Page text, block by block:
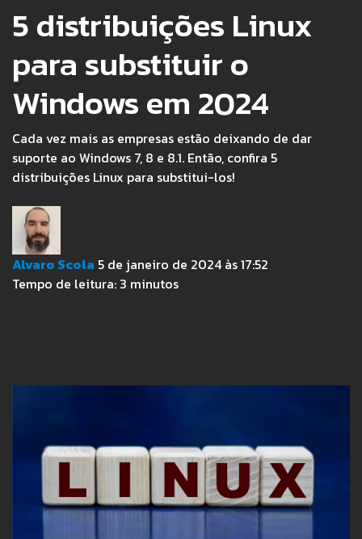
5 distribuições Linux
para substituir o
Windows em 2024
Cada vez mais as empresas estão deixando de dar
suporte ao Windows 7, 8 e 8.1. Então, confira 5
distribuições Linux para substitui-los!
Alvaro Scola 5 de janeiro de 2024 às 17:52
Tempo de leitura: 3 minutos